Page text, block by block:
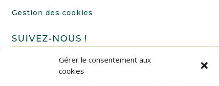
Gérer le consentement aux
cookies
Gestion des cookies
SUIVEZ-NOUS !